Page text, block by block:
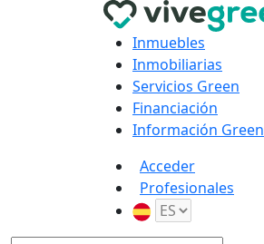
Inmuebles
Inmobiliarias
Servicios Green
Financiación
Información Green
Acceder
Profesionales